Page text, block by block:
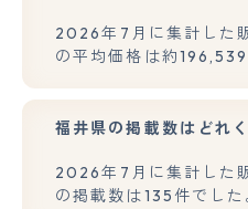
2026年7月に集計した
の平均価格は約196,539
福井県の掲載数はどれ
2026年7月に集計した
の掲載数は135件でした